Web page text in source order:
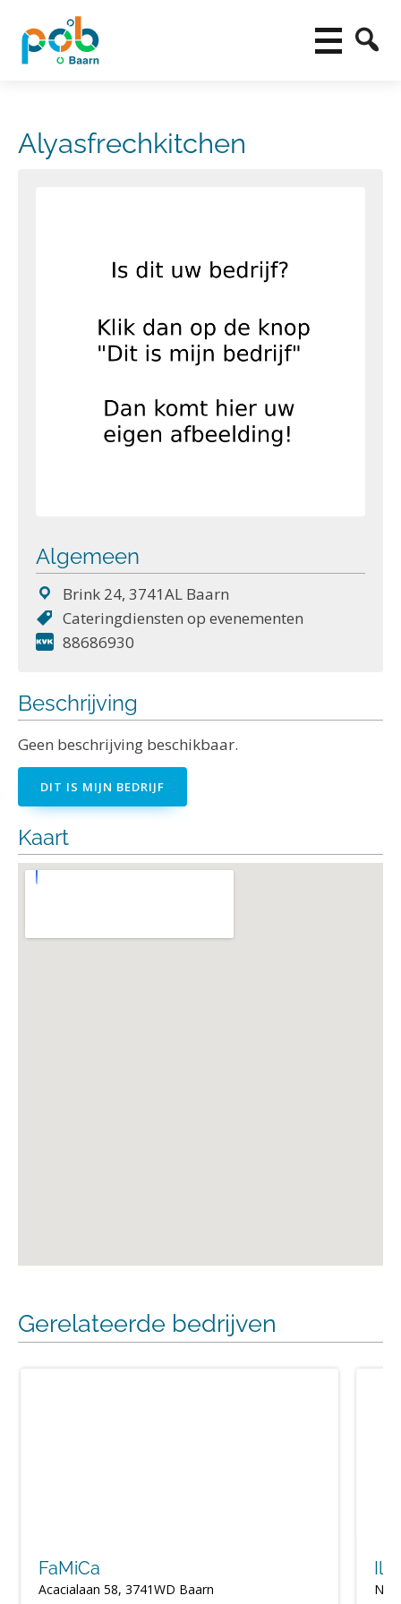
Alyasfrechkitchen
Algemeen
Brink 24, 3741AL Baarn
Cateringdiensten op evenementen
88686930
Beschrijving
Geen beschrijving beschikbaar.
DIT IS MIJN BEDRIJF
Kaart
Gerelateerde bedrijven
FaMiCa
Acacialaan 58, 3741WD Baarn
Il